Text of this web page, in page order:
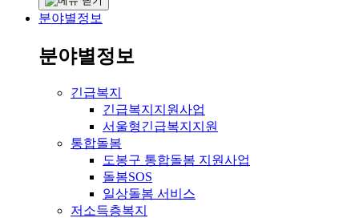
분야별정보
분야별정보
긴급복지
긴급복지지원사업
서울형긴급복지지원
통합돌봄
도봉구 통합돌봄 지원사업
돌봄SOS
일상돌봄 서비스
저소득층복지